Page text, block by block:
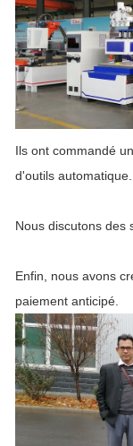
Ils ont commandé
d'outils automatique.
Nous discutons des
Enfin, nous avons
paiement anticipé.